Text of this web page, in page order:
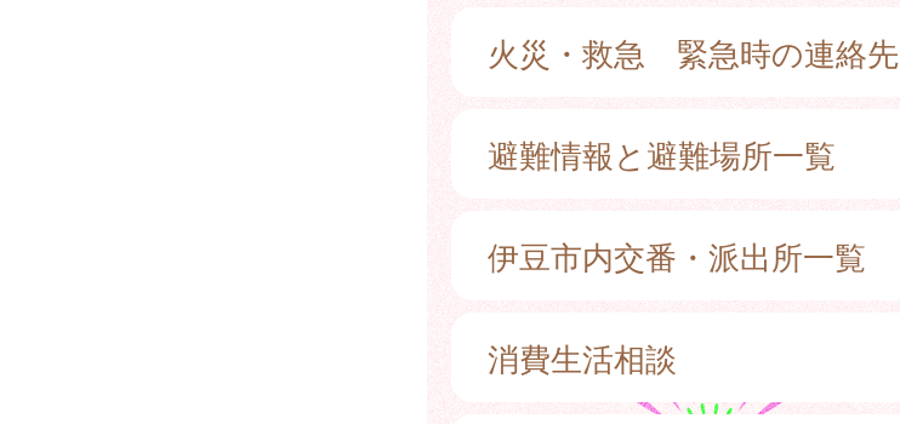
火災・救急 緊急時の連絡先
避難情報と避難場所一覧
伊豆市内交番・派出所一覧
消費生活相談